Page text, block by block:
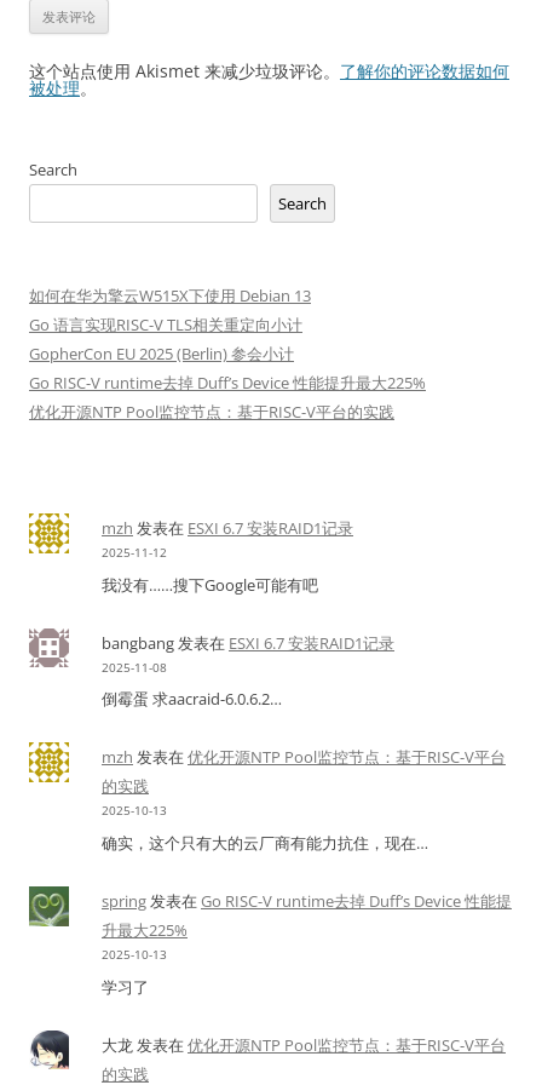
这个站点使用 Akismet 来减少垃圾评论。 了解你的评论数据如何
被处理。
Search
Search
如何在华为擎云W515X下使用 Debian 13
Go 语言实现RISC-V TLS相关重定向小计
GopherCon EU 2025 (Berlin) 参会小计
Go RISC-V runtime去掉 Duff’s Device 性能提升最大225%
优化开源NTP Pool监控节点：基于RISC-V平台的实践
mzh 发表在 ESXI 6.7 安装RAID1记录
2025-11-12
我没有……搜下Google可能有吧
bangbang发表在 ESXI 6.7 安装RAID1记录
2025-11-08
倒霉蛋 求aacraid-6.0.6.2…
mzh 发表在优化开源NTP Pool监控节点：基于RISC-V平台
的实践
2025-10-13
确实，这个只有大的云厂商有能力抗住，现在…
spring发表在Go RISC-V runtime去掉 Duff’s Device 性能提
升最大225%
2025-10-13
学习了
大龙发表在优化开源NTP Pool监控节点：基于RISC-V平台
的实践